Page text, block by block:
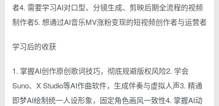
者4. 需要学习AI对口型、分镜生成、剪映后期全流程的视频
制作者5. 想通过AI音乐MV涨粉变现的短视频创作者与运营者
学习后的收获
1. 掌握AI创作原创歌词技巧，彻底规避版权风险2. 学会
Suno、X Studio等AI作曲软件，生成伴奏与虚拟人声3. 精通
即梦AI绘制统一人设形象，固定角色画风一致性4. 掌握AI动